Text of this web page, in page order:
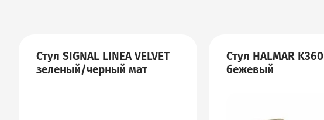
Стул SIGNAL LINEA VELVET
зеленый/черный мат
Стул HALMAR K360
бежевый